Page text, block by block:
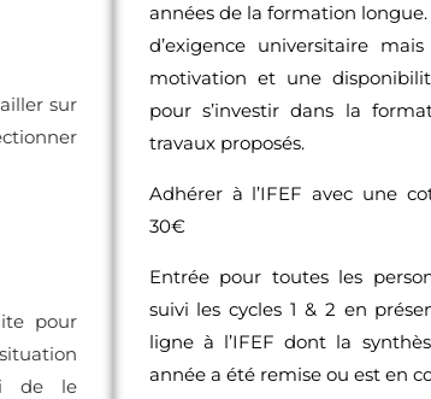
sur
pour
de le
années de la formation longue.
d’exigence universitaire
motivation et une
pour s’investir dans la
travaux proposés.
Adhérer à l’IFEF avec une
30€
Entrée pour toutes les
suivi les cycles 1 & 2 en
ligne à l’IFEF dont la
année a été remise ou est en